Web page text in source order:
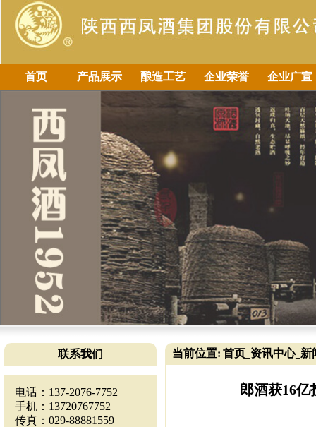
首页 产品展示 酿造工艺 企业荣誉 企业广宣
联系我们
电话：137-2076-7752
手机：13720767752
传真：029-88881559
当前位置: 首页 资讯中心_ 新
郎酒获16